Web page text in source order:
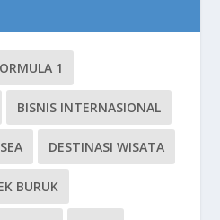
1
BISNIS INTERNASIONAL
DESTINASI WISATA
BURUK